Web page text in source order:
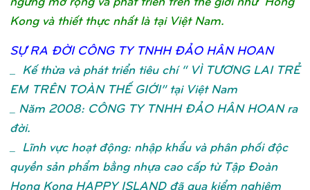
Kong và thiết thực nhất là tại Việt Nam.
SỰRA ĐỜI CÔNG TY TNHH ĐẢO HÂN HOAN
Kế thừa và phát triển tiêu chí “ VÌ TƯƠNG LAI TRẺ
EM TRÊN TOÀN THẾ GIỚI” tại Việt Nam
_ Năm 2008: CÔNG TY TNHH ĐẢO HÂN HOAN ra
đời.
_ Lĩnh vực hoạt động: nhập khẩu và phân phối độc
quyền sản phẩm bằng nhựa cao cấp từ Tập Đoàn
Hong Kong HAPPY ISLAND đã qua kiểm nghiệm